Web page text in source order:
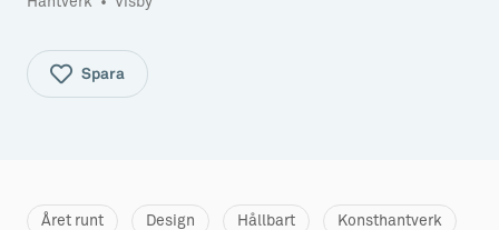
Sustainable Plejs
Gotlands kulturarv
Allt om bostad
→ Bygga hus
Spara
Året runt Design Hållbart Konsthantverk